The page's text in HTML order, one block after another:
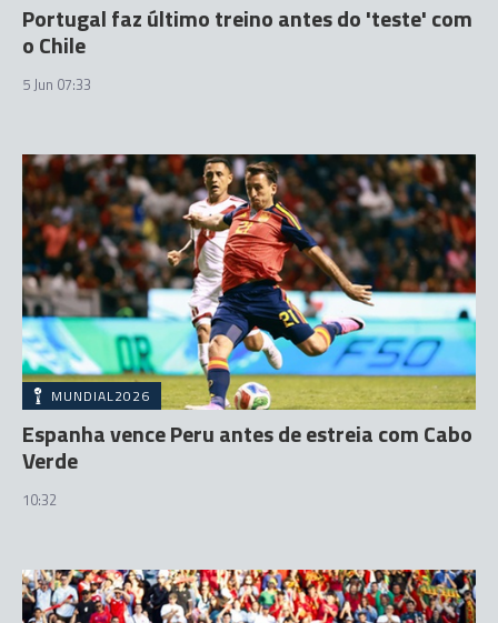
Portugal faz último treino antes do 'teste' com
o Chile
5 Jun 07:33
MUNDIAL2026
Espanha vence Peru antes de estreia com Cabo
Verde
10:32